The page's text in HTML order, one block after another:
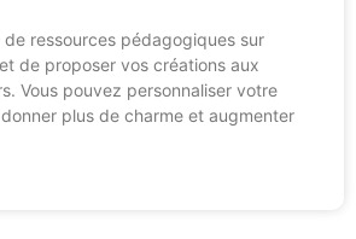
de ressources pédagogiques sur
de proposer vos créations aux
Vous pouvez personnaliser votre
plus de charme et augmenter